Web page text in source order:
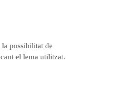
possibilitat de
el lema utilitzat.